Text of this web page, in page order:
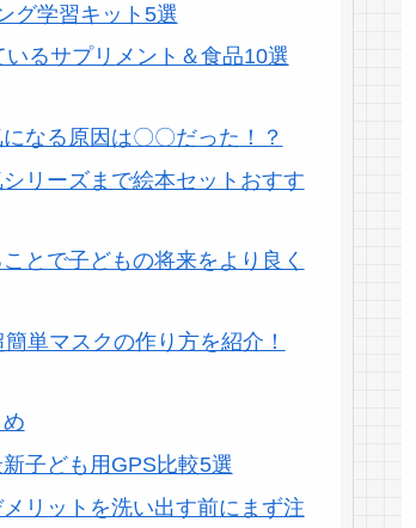
グ学習キット5選
るサプリメント＆食品10選
なる原因は〇〇だった！？
リーズまで絵本セットおすす
とで子どもの将来をより良く
単マスクの作り方を紹介！
子ども用GPS比較5選
リットを洗い出す前にまず注